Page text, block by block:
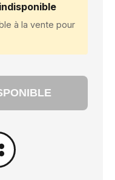
à la vente pour